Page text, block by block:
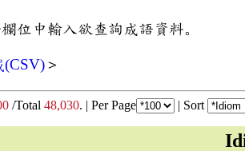
位中輸入欲查詢成語資料。
(CSV)＞
/Total 48,030. | Per Page | Sort